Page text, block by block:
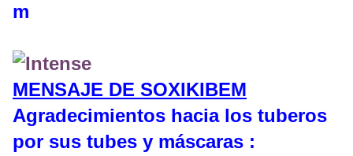
m
MENSAJE DE SOXIKIBEM
Agradecimientos hacia los tuberos
por sus tubes y máscaras :